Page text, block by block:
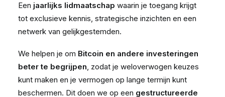
Een jaarlijks lidmaatschap waarin je toegang krijgt
tot exclusieve kennis, strategische inzichten en een
netwerk van gelijkgestemden.
We helpen je om Bitcoin en andere investeringen
beter te begrijpen, zodat je weloverwogen keuzes
kunt maken en je vermogen op lange termijn kunt
beschermen. Dit doen we op een gestructureerde